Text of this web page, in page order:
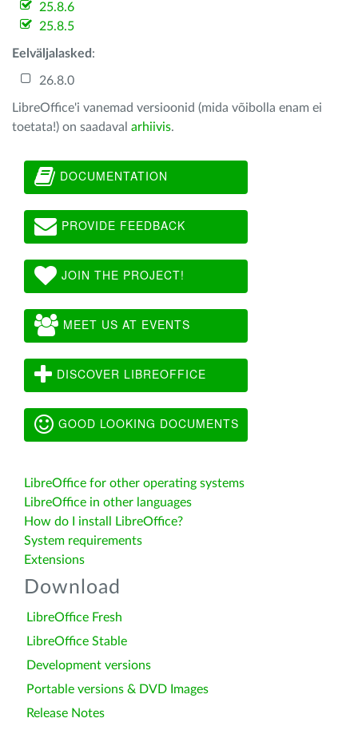
25.8.6
25.8.5
Eelväljalasked :
26.8.0
LibreOffice'i vanemad versioonid (mida võibolla enam ei
toetata!) on saadaval arhiivis.
DOCUMENTATION
PROVIDE FEEDBACK
JOIN THE PROJECT!
MEET US AT EVENTS
DISCOVER LIBREOFFICE
GOOD LOOKING DOCUMENTS
LibreOffice for other operating systems
LibreOffice in other languages
How do I install LibreOffice?
System requirements
Extensions
Download
LibreOffice Fresh
LibreOffice Stable
Development versions
Portable versions & DVD Images
Release Notes